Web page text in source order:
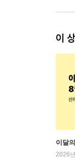
이
이달
2026